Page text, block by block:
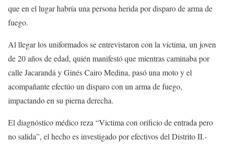
que en el lugar habría una persona herida por disparo de arma de
fuego.
Al llegar los uniformados se entrevistaron con la víctima, un joven
de 20 años de edad, quién manifestó que mientras caminaba por
calle Jacarandá y Ginés Cairo Medina, pasó una moto y el
acompañante efectúo un disparo con un arma de fuego,
impactando en su pierna derecha.
El diagnóstico médico reza “Victima con orificio de entrada pero
no salida”, el hecho es investigado por efectivos del Distrito II.-